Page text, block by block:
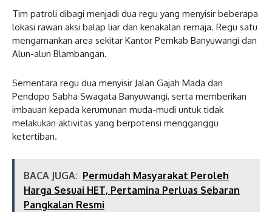
Tim patroli dibagi menjadi dua regu yang menyisir beberapa
lokasi rawan aksi balap liar dan kenakalan remaja. Regu satu
mengamankan area sekitar Kantor Pemkab Banyuwangi dan
Alun-alun Blambangan.
Sementara regu dua menyisir Jalan Gajah Mada dan
Pendopo Sabha Swagata Banyuwangi, serta memberikan
imbauan kepada kerumunan muda-mudi untuk tidak
melakukan aktivitas yang berpotensi mengganggu
ketertiban.
BACA JUGA: Permudah Masyarakat Peroleh
Harga Sesuai HET, Pertamina Perluas Sebaran
Pangkalan Resmi